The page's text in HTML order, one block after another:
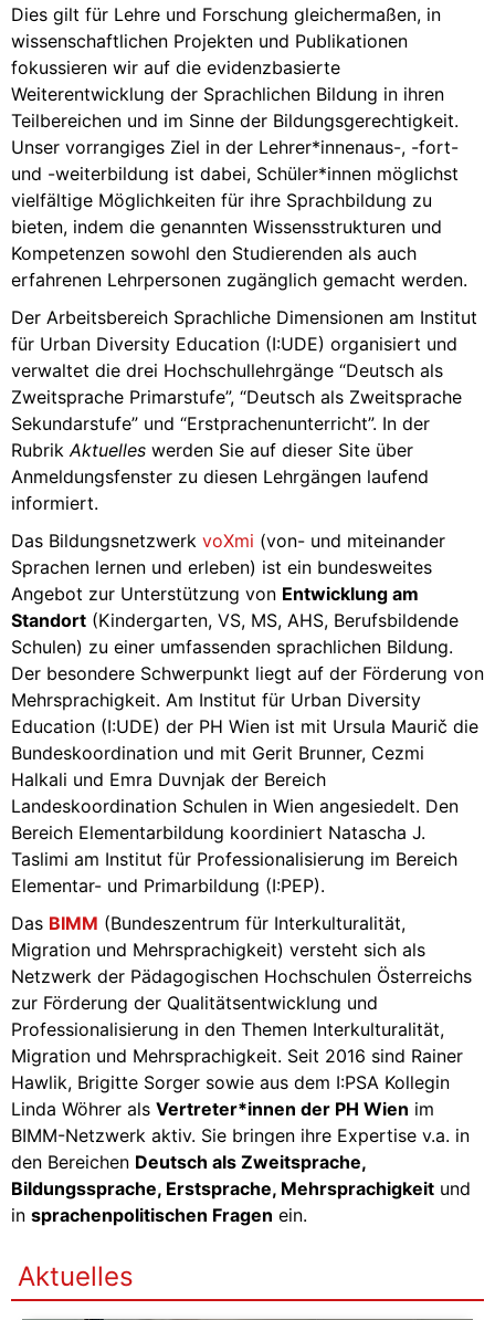
Dies gilt für Lehre und Forschung gleichermaßen, in
wissenschaftlichen Projekten und Publikationen
fokussieren wir auf die evidenzbasierte
Weiterentwicklung der Sprachlichen Bildung in ihren
Teilbereichen und im Sinne der Bildungsgerechtigkeit.
Unser vorrangiges Ziel in der Lehrer*innenaus-, -fort-
und -weiterbildung ist dabei, Schüler*innen möglichst
vielfältige Möglichkeiten für ihre Sprachbildung zu
bieten, indem die genannten Wissensstrukturen und
Kompetenzen sowohl den Studierenden als auch
erfahrenen Lehrpersonen zugänglich gemacht werden.
Der Arbeitsbereich Sprachliche Dimensionen am Institut
für Urban Diversity Education (I:UDE) organisiert und
verwaltet die drei Hochschullehrgänge “Deutsch als
Zweitsprache Primarstufe”, “Deutsch als Zweitsprache
Sekundarstufe” und “Erstprachenunterricht”. In der
Rubrik Aktuelles werden Sie auf dieser Site über
Anmeldungsfenster zu diesen Lehrgängen laufend
informiert.
Das Bildungsnetzwerk voXmi (von- und miteinander
Sprachen lernen und erleben) ist ein bundesweites
Angebot zur Unterstützung von Entwicklung am
Standort (Kindergarten, VS, MS, AHS, Berufsbildende
Schulen) zu einer umfassenden sprachlichen Bildung.
Der besondere Schwerpunkt liegt auf der Förderung von
Mehrsprachigkeit. Am Institut für Urban Diversity
Education (I:UDE) der PH Wien ist mit Ursula Maurič die
Bundeskoordination und mit Gerit Brunner, Cezmi
Halkali und Emra Duvnjak der Bereich
Landeskoordination Schulen in Wien angesiedelt. Den
Bereich Elementarbildung koordiniert Natascha J.
Taslimi am Institut für Professionalisierung im Bereich
Elementar- und Primarbildung (I:PEP).
Das BIMM (Bundeszentrum für Interkulturalität,
Migration und Mehrsprachigkeit) versteht sich als
Netzwerk der Pädagogischen Hochschulen Österreichs
zur Förderung der Qualitätsentwicklung und
Professionalisierung in den Themen Interkulturalität,
Migration und Mehrsprachigkeit. Seit 2016 sind Rainer
Hawlik, Brigitte Sorger sowie aus dem I:PSA Kollegin
Linda Wöhrer als Vertreter*innen der PH Wien im
BIMM-Netzwerk aktiv. Sie bringen ihre Expertise v.a. in
den Bereichen Deutsch als Zweitsprache,
Bildungssprache, Erstsprache, Mehrsprachigkeit und
in sprachenpolitischen Fragen ein.
Aktuelles